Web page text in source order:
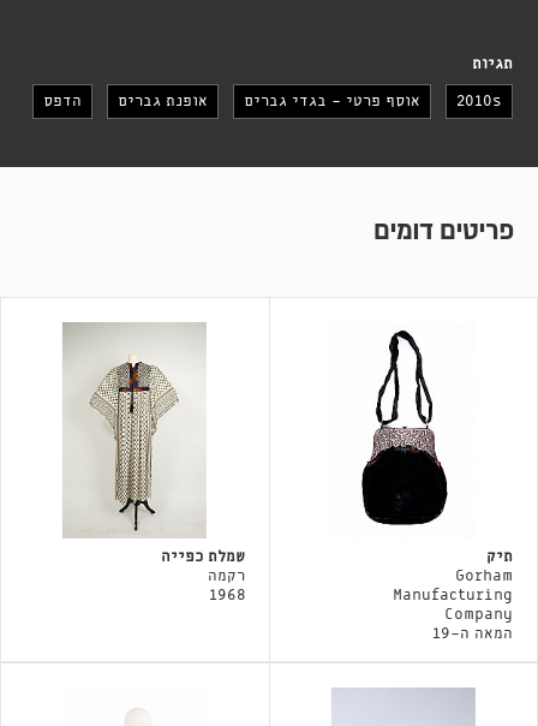
תגיות
2010s אוסף פרטי - בגדי גברים אופנת גברים הדפס
פריטים דומים
תיק
Gorham
Manufacturing
Company
המאה ה-19
שמלת כפייה
רקמה
1968